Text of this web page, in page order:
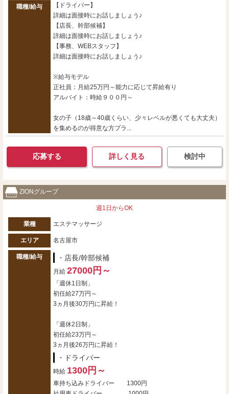
職種/給与
【ドライバー】
詳細は面接時にお話しましょう♪
【店長、幹部候補】
詳細は面接時にお話しましょう♪
【事務、WEBスタッフ】
詳細は面接時にお話しましょう♪
※給与モデル
正社員：月給25万円～能力に応じて昇給有り
アルバイト：時給９００円～
女の子（18歳～40歳くらい、少々レベルが悪くても大丈夫）
を集めるのが得意な方プラ...
応募する 詳しく見る 検討中
ZIONグループ
週1日からOK
業種 エステマッサージ
エリア 名古屋市
職種/給与 ・店長/幹部候補
月給 27000円～
「週休1日制」
初任給27万円～
3ヵ月後30万円に昇給！
「週休2日制」
初任給23万円～
3ヵ月後26万円に昇給！
・ドライバー
時給 1300円～
車持ち込みドライバー 1300円